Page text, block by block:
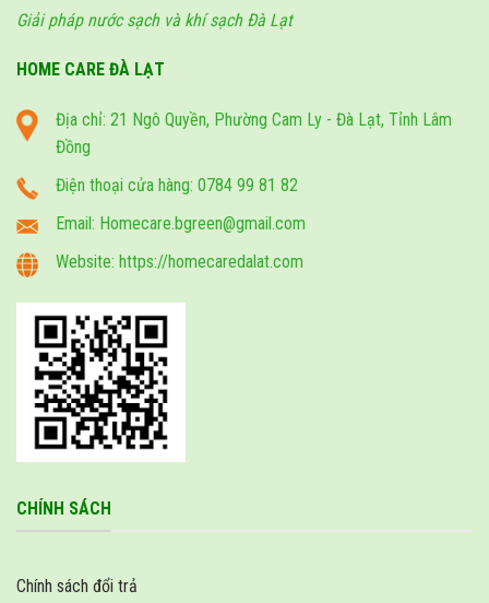
Giải pháp nước sạch và khí sạch Đà Lạt
HOME CARE ĐÀ LẠT
Địa chỉ: 21 Ngô Quyền, Phường Cam Ly - Đà Lạt, Tỉnh Lâm
Đồng
Điện thoại cửa hàng: 0784 99 81 82
Email: Homecare.bgreen@gmail.com
Website: https://homecaredalat.com
CHÍNH SÁCH
Chính sách đổi trả